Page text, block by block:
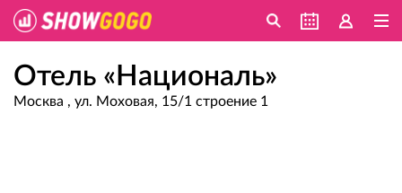
Отель «Националь»
Москва , ул. Моховая, 15/1 строение 1